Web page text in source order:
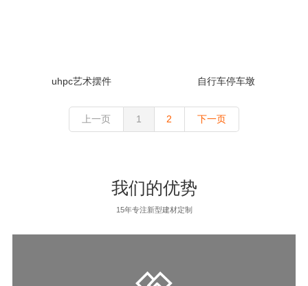
uhpc艺术摆件 自行车停车墩
上一页 1 2 下一页
我们的优势
15年专注新型建材定制